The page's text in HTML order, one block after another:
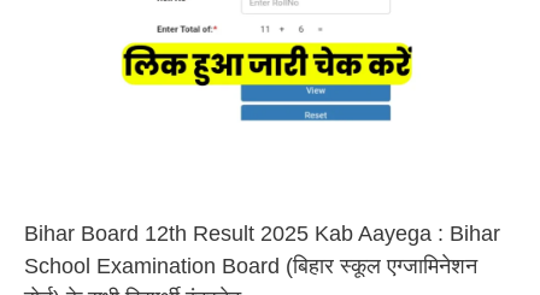
Bihar Board 12th Result 2025 Kab Aayega : Bihar
School Examination Board (बिहार स्कूल एग्जामिनेशन